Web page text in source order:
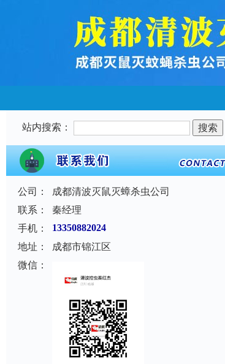
站内搜索：
公司：
成都清波灭鼠灭蟑杀虫公司
联系：
秦经理
手机：
13350882024
地址：
成都市锦江区
微信：